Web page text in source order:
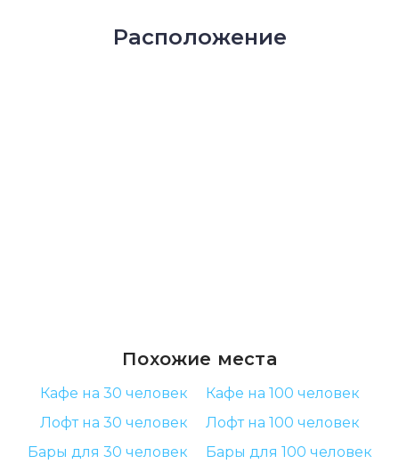
Расположение
Похожие места
Кафе на 30 человек
Кафе на 100 человек
Лофт на 30 человек
Лофт на 100 человек
Бары для 30 человек
Бары для 100 человек